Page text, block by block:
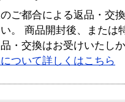
ご都合による返品・交
い。 商品開封後、または
・交換はお受けいたし
ついて詳しくはこちら